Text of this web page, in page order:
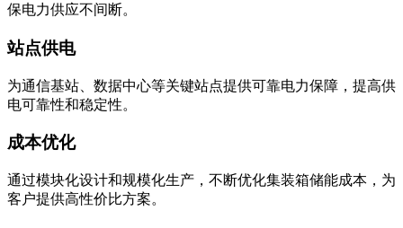
保电力供应不间断。
站点供电
为通信基站、数据中心等关键站点提供可靠电力保障，提高供
电可靠性和稳定性。
成本优化
通过模块化设计和规模化生产，不断优化集装箱储能成本，为
客户提供高性价比方案。